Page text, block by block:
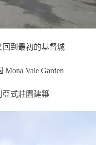
到最初的基督城
Vale Garden
亞式莊園建築